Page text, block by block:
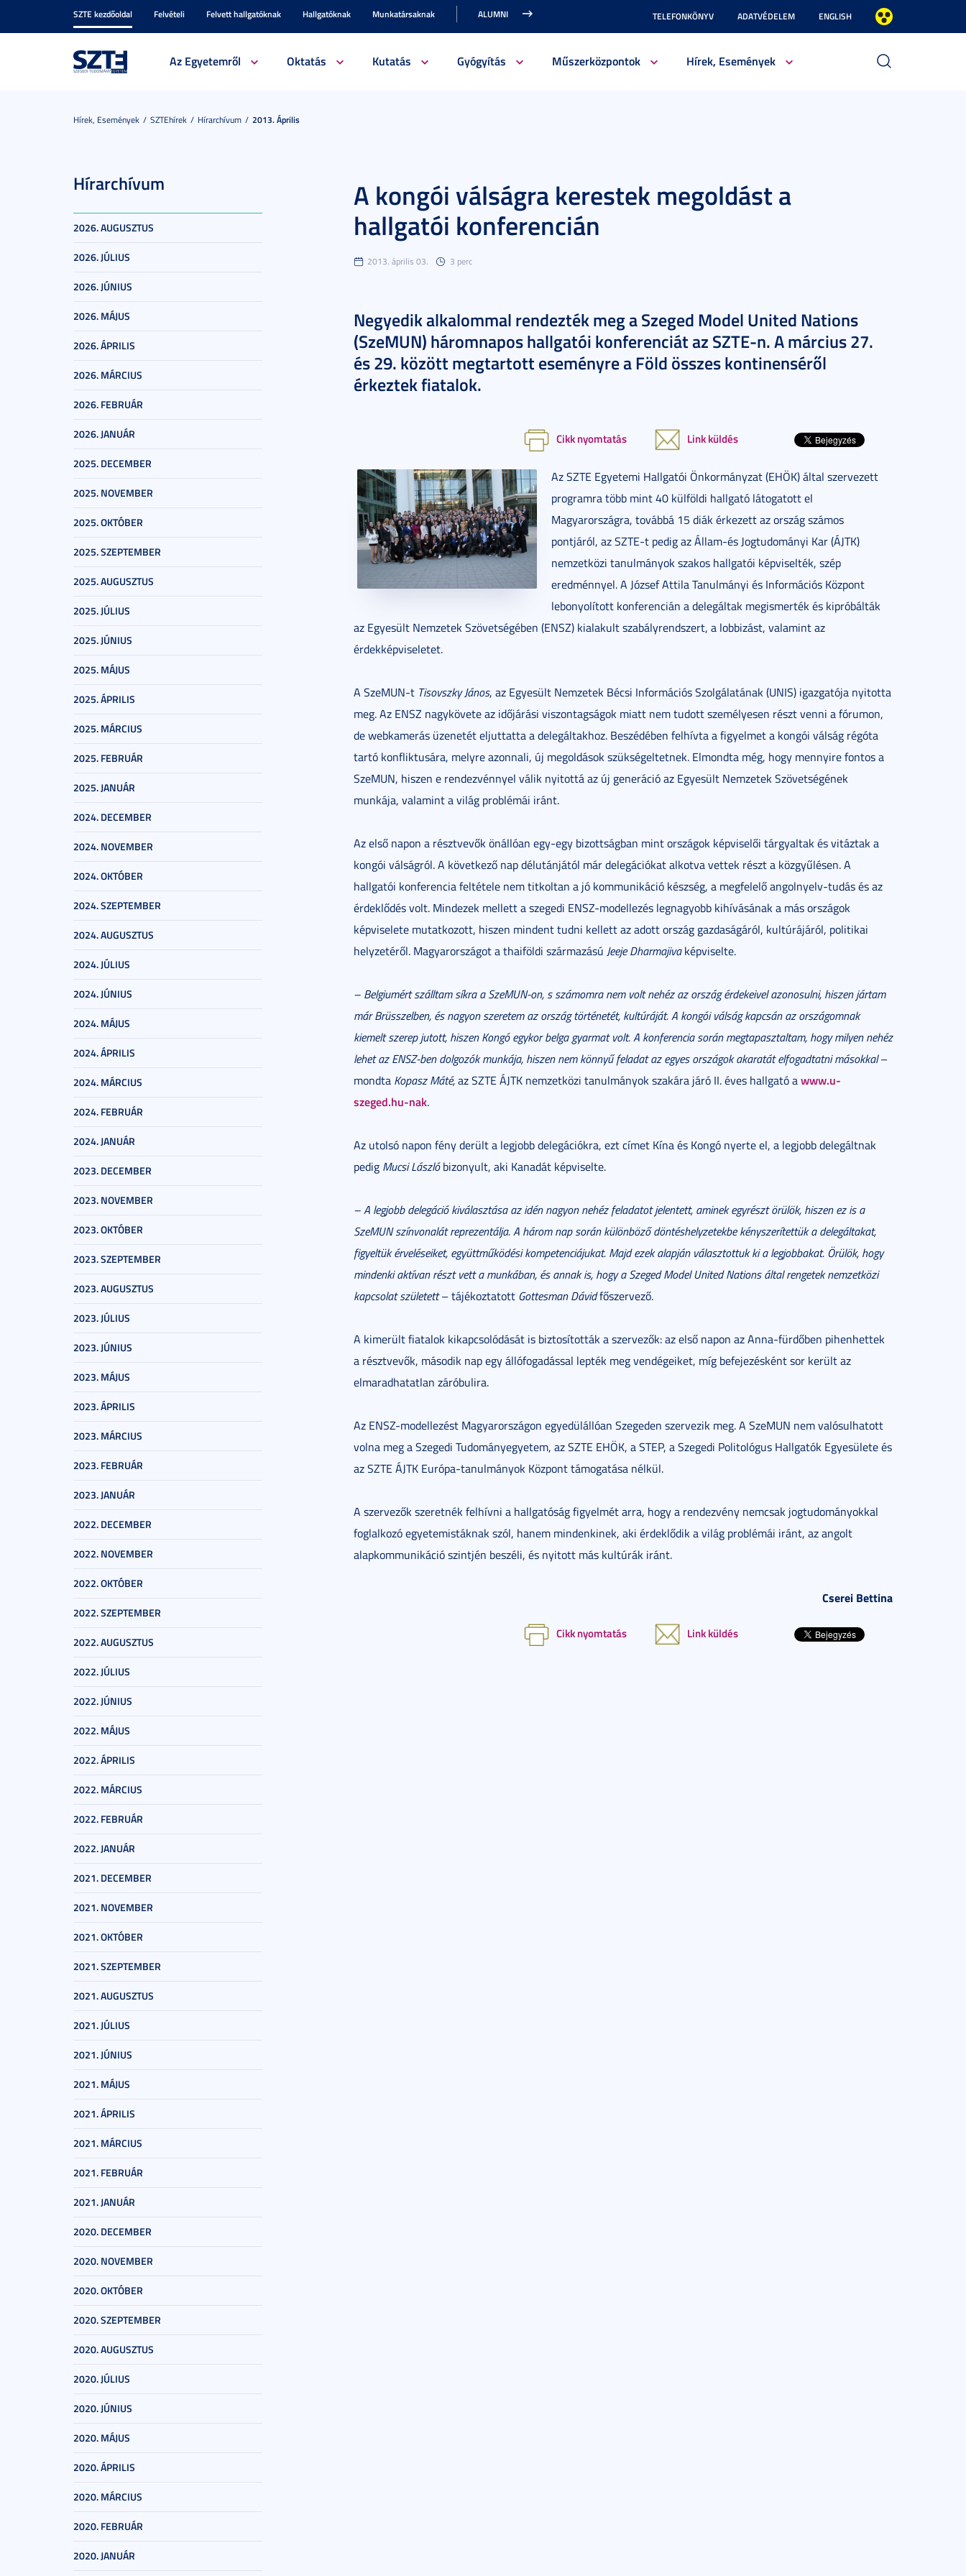
SZTE kezdőoldal Felvételi Felvett hallgatóknak Hallgatóknak Munkatársaknak ALUMNI TELEFONKÖNYV ADATVÉDELEM ENGLISH
Az Egyetemről Oktatás Kutatás Gyógyítás Műszerközpontok Hírek, Események
Hírek, Események SZTEhírek Hírarchívum 2013. Április
Hírarchívum
2026. AUGUSZTUS
2026. JÚLIUS
2026. JÚNIUS
2026. MÁJUS
2026. ÁPRILIS
2026. MÁRCIUS
2026. FEBRUÁR
2026. JANUÁR
2025. DECEMBER
2025. NOVEMBER
2025. OKTÓBER
2025. SZEPTEMBER
2025. AUGUSZTUS
2025. JÚLIUS
2025. JÚNIUS
2025. MÁJUS
2025. ÁPRILIS
2025. MÁRCIUS
2025. FEBRUÁR
2025. JANUÁR
2024. DECEMBER
2024. NOVEMBER
2024. OKTÓBER
2024. SZEPTEMBER
2024. AUGUSZTUS
2024. JÚLIUS
2024. JÚNIUS
2024. MÁJUS
2024. ÁPRILIS
2024. MÁRCIUS
2024. FEBRUÁR
2024. JANUÁR
2023. DECEMBER
2023. NOVEMBER
2023. OKTÓBER
2023. SZEPTEMBER
2023. AUGUSZTUS
2023. JÚLIUS
2023. JÚNIUS
2023. MÁJUS
2023. ÁPRILIS
2023. MÁRCIUS
2023. FEBRUÁR
2023. JANUÁR
2022. DECEMBER
2022. NOVEMBER
2022. OKTÓBER
2022. SZEPTEMBER
2022. AUGUSZTUS
2022. JÚLIUS
2022. JÚNIUS
2022. MÁJUS
2022. ÁPRILIS
2022. MÁRCIUS
2022. FEBRUÁR
2022. JANUÁR
2021. DECEMBER
2021. NOVEMBER
2021. OKTÓBER
2021. SZEPTEMBER
2021. AUGUSZTUS
2021. JÚLIUS
2021. JÚNIUS
2021. MÁJUS
2021. ÁPRILIS
2021. MÁRCIUS
2021. FEBRUÁR
2021. JANUÁR
2020. DECEMBER
2020. NOVEMBER
2020. OKTÓBER
2020. SZEPTEMBER
2020. AUGUSZTUS
2020. JÚLIUS
2020. JÚNIUS
2020. MÁJUS
2020. ÁPRILIS
2020. MÁRCIUS
2020. FEBRUÁR
2020. JANUÁR
A kongói válságra kerestek megoldást a
hallgatói konferencián
2013. április 03. 3 perc
Negyedik alkalommal rendezték meg a Szeged Model United Nations
(SzeMUN) háromnapos hallgatói konferenciát az SZTE-n. A március 27.
és 29. között megtartott eseményre a Föld összes kontinenséről
érkeztek fiatalok.
Cikk nyomtatás Link küldés
Az SZTE Egyetemi Hallgatói Önkormányzat (EHÖK) által szervezett
programra több mint 40 külföldi hallgató látogatott el
Magyarországra, továbbá 15 diák érkezett az ország számos
pontjáról, az SZTE-t pedig az Állam-és Jogtudományi Kar (ÁJTK)
nemzetközi tanulmányok szakos hallgatói képviselték, szép
eredménnyel. A József Attila Tanulmányi és Információs Központ
lebonyolított konferencián a delegáltak megismerték és kipróbálták
az Egyesült Nemzetek Szövetségében (ENSZ) kialakult szabályrendszert, a lobbizást, valamint az
érdekképviseletet.
A SzeMUN-t Tisovszky János, az Egyesült Nemzetek Bécsi Információs Szolgálatának (UNIS) igazgatója nyitotta
meg. Az ENSZ nagykövete az időjárási viszontagságok miatt nem tudott személyesen részt venni a fórumon,
de webkamerás üzenetét eljuttatta a delegáltakhoz. Beszédében felhívta a figyelmet a kongói válság régóta
tartó konfliktusára, melyre azonnali, új megoldások szükségeltetnek. Elmondta még, hogy mennyire fontos a
SzeMUN, hiszen e rendezvénnyel válik nyitottá az új generáció az Egyesült Nemzetek Szövetségének
munkája, valamint a világ problémái iránt.
Az első napon a résztvevők önállóan egy-egy bizottságban mint országok képviselői tárgyaltak és vitáztak a
kongói válságról. A következő nap délutánjától már delegációkat alkotva vettek részt a közgyűlésen. A
hallgatói konferencia feltétele nem titkoltan a jó kommunikáció készség, a megfelelő angolnyelv-tudás és az
érdeklődés volt. Mindezek mellett a szegedi ENSZ-modellezés legnagyobb kihívásának a más országok
képviselete mutatkozott, hiszen mindent tudni kellett az adott ország gazdaságáról, kultúrájáról, politikai
helyzetéről. Magyarországot a thaiföldi származású Jeeje Dharmajivaképviselte.
– Belgiumért szálltam síkra a SzeMUN-on, s számomra nem volt nehéz az ország érdekeivel azonosulni, hiszen jártam
már Brüsszelben, és nagyon szeretem az ország történetét, kultúráját. A kongói válság kapcsán az országomnak
kiemelt szerep jutott, hiszen Kongó egykor belga gyarmat volt. A konferencia során megtapasztaltam, hogy milyen nehéz
lehet az ENSZ-ben dolgozók munkája, hiszen nem könnyű feladat az egyes országok akaratát elfogadtatni másokkal–
mondta Kopasz Máté,az SZTE ÁJTK nemzetközi tanulmányok szakára járó II. éves hallgató awww.u-
szeged.hu-nak.
Az utolsó napon fény derült a legjobb delegációkra, ezt címet Kína és Kongó nyerte el, a legjobb delegáltnak
pedig Mucsi Lászlóbizonyult, aki Kanadát képviselte.
– A legjobb delegáció kiválasztása az idén nagyon nehéz feladatot jelentett, aminek egyrészt örülök, hiszen ez is a
SzeMUN színvonalát reprezentálja. A három nap során különböző döntéshelyzetekbe kényszerítettük a delegáltakat,
figyeltük érveléseiket, együttműködési kompetenciájukat. Majd ezek alapján választottuk ki a legjobbakat. Örülök, hogy
mindenki aktívan részt vett a munkában, és annak is, hogy a Szeged Model United Nations által rengetek nemzetközi
kapcsolat született– tájékoztatott Gottesman Dávidfőszervező.
A kimerült fiatalok kikapcsolódását is biztosították a szervezők: az első napon az Anna-fürdőben pihenhettek
a résztvevők, második nap egy állófogadással lepték meg vendégeiket, míg befejezésként sor került az
elmaradhatatlan záróbulira.
Az ENSZ-modellezést Magyarországon egyedülállóan Szegeden szervezik meg. A SzeMUN nem valósulhatott
volna meg a Szegedi Tudományegyetem, az SZTE EHÖK, a STEP, a Szegedi Politológus Hallgatók Egyesülete és
az SZTE ÁJTK Európa-tanulmányok Központ támogatása nélkül.
A szervezők szeretnék felhívni a hallgatóság figyelmét arra, hogy a rendezvény nemcsak jogtudományokkal
foglalkozó egyetemistáknak szól, hanem mindenkinek, aki érdeklődik a világ problémái iránt, az angolt
alapkommunikáció szintjén beszéli, és nyitott más kultúrák iránt.
Cserei Bettina
Cikk nyomtatás Link küldés